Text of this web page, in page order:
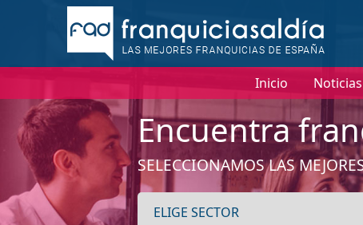
Inicio Noticias
Encuentra
SELECCIONAMOS LAS